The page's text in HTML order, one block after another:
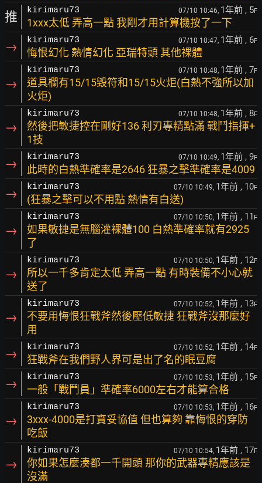
推 kirimaru73 07/10 10:46, 1年前 , 5F
1xxx太低 弄高一點 我剛才用計算機按了一下
→ kirimaru73 07/10 10:47, 1年前 , 6F
悔恨幻化 熱情幻化 亞瑞特頭 其他裸體
→
kirimaru73 07/10 10:48, 1年前 , 7F
道具欄有15/15毀符和15/15火炬(白熱不強所以加
火炬)
→
kirimaru73 07/10 10:48, 1年前 , 8F
然後把敏捷控在剛好136 利刃專精點滿 戰鬥指揮+
1技
→ kirimaru73 07/10 10:49, 1年前 , 9F
此時的白熱準確率是2646 狂暴之擊準確率是4009
→ kirimaru73 07/10 10:49, 1年前 , 10F
(狂暴之擊可以不用點 熱情有白送)
→
kirimaru73 07/10 10:50, 1年前 , 11 F
如果敏捷是無腦灌裸體100 白熱準確率就有2925
了
→
kirimaru73 07/10 10:50, 1年前 , 12F
所以一千多肯定太低 弄高一點 有時裝備不小心就
送了
→
kirimaru73 07/10 10:52, 1年前 , 13F
不要用悔恨狂戰斧然後壓低敏捷 狂戰斧沒那麼好
用
→ kirimaru73 07/10 10:52, 1年前 , 14F
狂戰斧在我們野人界可是出了名的眠豆腐
→ kirimaru73 07/10 10:53, 1年前 , 15F
一般「戰鬥員」準確率6000左右才能算合格
→
kirimaru73 07/10 10:53, 1年前 , 16F
3xxx-4000是打寶妥協值 但也算夠 靠悔恨的穿防
吃飯
→
kirimaru73 07/10 10:54, 1年前 , 17F
你如果怎麼湊都一千開頭 那你的武器專精應該是
沒滿